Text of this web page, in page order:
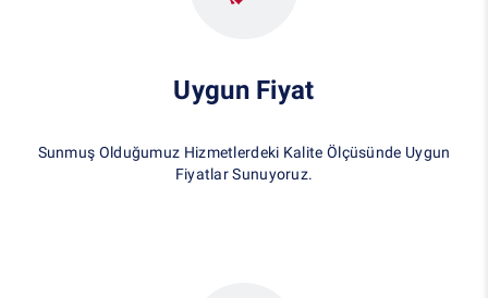
Uygun Fiyat
Sunmuş Olduğumuz Hizmetlerdeki Kalite Ölçüsünde Uygun
Fiyatlar Sunuyoruz.